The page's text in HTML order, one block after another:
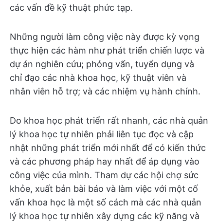
các vấn đề kỹ thuật phức tạp.
Những người làm công việc này được kỳ vọng
thực hiện các hàm như phát triển chiến lược và
dự án nghiên cứu; phỏng vấn, tuyển dụng và
chỉ đạo các nhà khoa học, kỹ thuật viên và
nhân viên hỗ trợ; và các nhiệm vụ hành chính.
Do khoa học phát triển rất nhanh, các nhà quản
lý khoa học tự nhiên phải liên tục đọc và cập
nhật những phát triển mới nhất để có kiến thức
và các phương pháp hay nhất để áp dụng vào
công việc của mình. Tham dự các hội chợ sức
khỏe, xuất bản bài báo và làm việc với một cố
vấn khoa học là một số cách mà các nhà quản
lý khoa học tự nhiên xây dựng các kỹ năng và